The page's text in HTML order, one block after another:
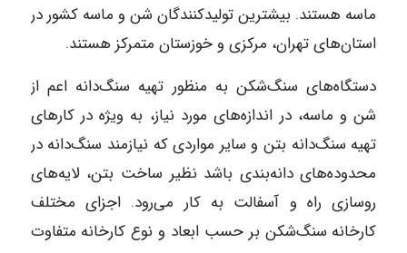
ماسه هستند. بیشترین تولیدکنندگان شن و ماسه کشور در
استان‌های تهران، مرکزی و خوزستان متمرکز هستند.
دستگاه‌های سنگ‌شکن به منظور تهیه سنگ‌دانه اعم از
شن و ماسه، در اندازه‌های مورد نیاز، به ویژه در کارهای
تهیه سنگ‌دانه بتن و سایر مواردی که نیازمند سنگ‌دانه در
محدوده‌های دانه‌بندی باشد نظیر ساخت بتن، لایه‌های
روسازی راه و آسفالت به کار می‌رود. اجزای مختلف
کارخانه سنگ‌شکن بر حسب ابعاد و نوع کارخانه متفاوت